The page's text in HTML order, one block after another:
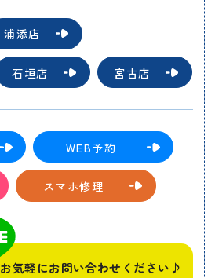
浦添店
石垣店 宮古店
WEB予約
スマホ修理
お気軽にお問い合わせください♪